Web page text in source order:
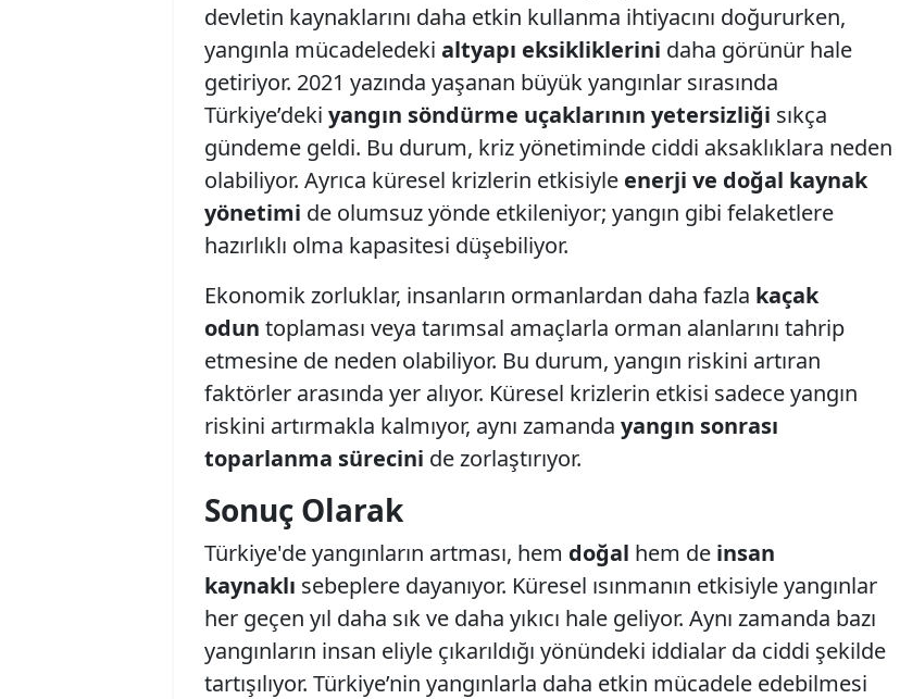
devletin kaynaklarını daha etkin kullanma ihtiyacını doğururken,
yangınla mücadeledeki altyapı eksikliklerini daha görünür hale
getiriyor. 2021 yazında yaşanan büyük yangınlar sırasında
Türkiye’deki yangın söndürme uçaklarının yetersizliği sıkça
gündeme geldi. Bu durum, kriz yönetiminde ciddi aksaklıklara neden
olabiliyor. Ayrıca küresel krizlerin etkisiyle enerji ve doğal kaynak
yönetimi de olumsuz yönde etkileniyor; yangın gibi felaketlere
hazırlıklı olma kapasitesi düşebiliyor.
Ekonomik zorluklar, insanların ormanlardan daha fazla kaçak
odun toplaması veya tarımsal amaçlarla orman alanlarını tahrip
etmesine de neden olabiliyor. Bu durum, yangın riskini artıran
faktörler arasında yer alıyor. Küresel krizlerin etkisi sadece yangın
riskini artırmakla kalmıyor, aynı zamanda yangın sonrası
toparlanma sürecini de zorlaştırıyor.
Sonuç Olarak
Türkiye'de yangınların artması, hem doğal hem de insan
kaynaklı sebeplere dayanıyor. Küresel ısınmanın etkisiyle yangınlar
her geçen yıl daha sık ve daha yıkıcı hale geliyor. Aynı zamanda bazı
yangınların insan eliyle çıkarıldığı yönündeki iddialar da ciddi şekilde
tartışılıyor. Türkiye’nin yangınlarla daha etkin mücadele edebilmesi